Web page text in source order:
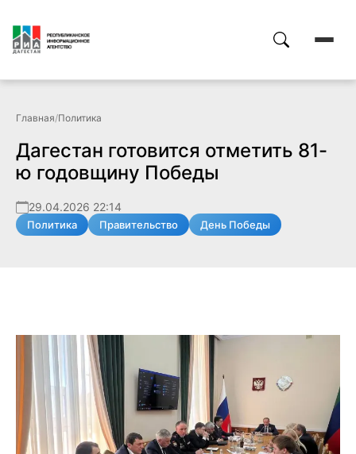
Главная/Политика
Дагестан готовится отметить 81-
ю годовщину Победы
29.04.2026 22:14
Политика Правительство День Победы